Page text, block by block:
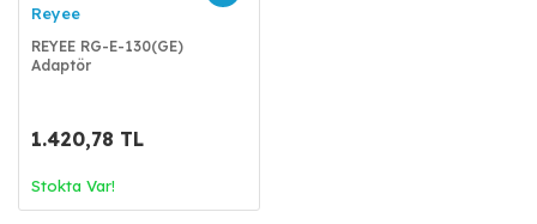
Reyee
REYEE RG-E-130(GE)
Adaptör
1.420,78 TL
Stokta Var!